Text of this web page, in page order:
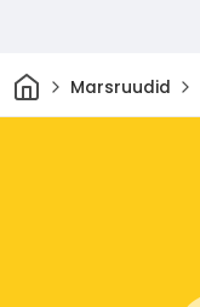
Avaleht
Marsruudid